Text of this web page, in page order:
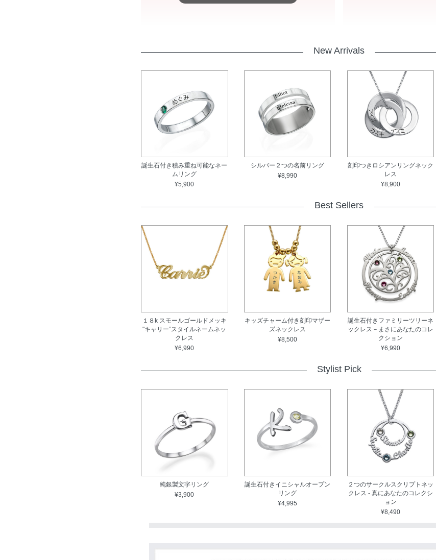
New Arrivals
誕生石付き積み重ね可能なネー
ムリング
¥5,900
シルバー２つの名前リング
¥8,990
刻印つきロシアンリングネック
レス
¥8,900
Best Sellers
１８k スモールゴールドメッキ
"キャリー”スタイルネームネッ
クレス
¥6,990
キッズチャーム付き刻印マザー
ズネックレス
¥8,500
誕生石付きファミリーツリーネ
ックレス－まさにあなたのコレ
クション
¥6,990
Stylist Pick
純銀製文字リング
¥3,900
誕生石付きイニシャルオープン
リング
¥4,995
２つのサークルスクリプトネッ
クレス - 真にあなたのコレクシ
ョン
¥8,490